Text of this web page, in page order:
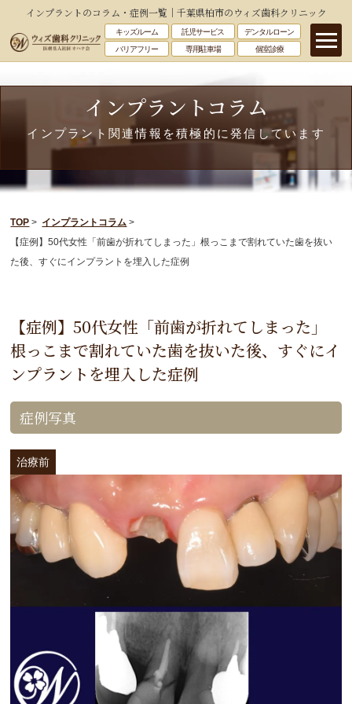
インプラントのコラム・症例一覧｜千葉県柏市のウィズ歯科クリニック
キッズルーム 託児サービス
デンタルローン
バリアフリー
専用駐車場 個室診療
インプラントコラム
インプラント関連情報を積極的に発信しています
TOP > インプラントコラム >
【症例】50代女性「前歯が折れてしまった」根っこまで割れていた歯を抜い
た後、すぐにインプラントを埋入した症例
【症例】50代女性「前歯が折れてしまった」
根っこまで割れていた歯を抜いた後、すぐにイ
ンプラントを埋入した症例
症例写真
治療前